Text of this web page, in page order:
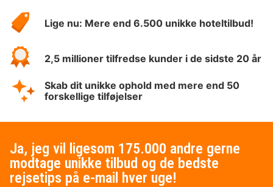
HotelSpecials
Lige nu: Mere end 6.500 unikke hoteltilbud!
2,5 millioner tilfredse kunder i de sidste 20 år
Skab dit unikke ophold med mere end 50
forskellige tilføjelser
Ja, jeg vil ligesom 175.000 andre gerne
modtage unikke tilbud og de bedste
rejsetips på e-mail hver uge!